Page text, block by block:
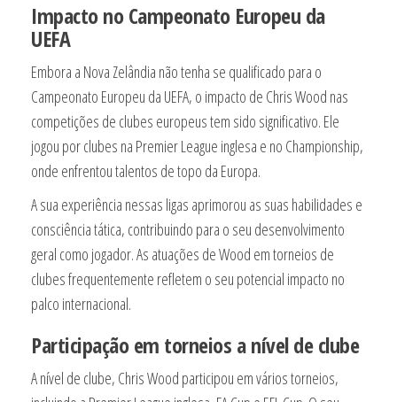
Impacto no Campeonato Europeu da
UEFA
Embora a Nova Zelândia não tenha se qualificado para o
Campeonato Europeu da UEFA, o impacto de Chris Wood nas
competições de clubes europeus tem sido significativo. Ele
jogou por clubes na Premier League inglesa e no Championship,
onde enfrentou talentos de topo da Europa.
A sua experiência nessas ligas aprimorou as suas habilidades e
consciência tática, contribuindo para o seu desenvolvimento
geral como jogador. As atuações de Wood em torneios de
clubes frequentemente refletem o seu potencial impacto no
palco internacional.
Participação em torneios a nível de clube
A nível de clube, Chris Wood participou em vários torneios,